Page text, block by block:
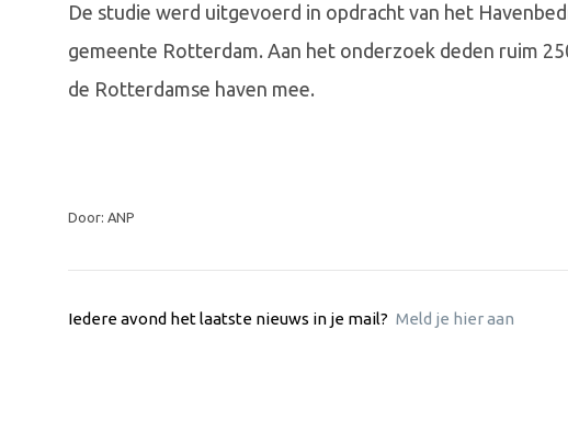
De studie werd uitgevoerd in opdracht van het
gemeente Rotterdam. Aan het onderzoek deden ruim
de Rotterdamse haven mee.
Door: ANP
Iedere avond het laatste nieuws in je mail? Meld je hier aan